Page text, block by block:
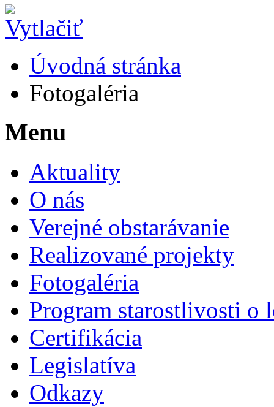
Úvodná stránka
Fotogaléria
Menu
Aktuality
O nás
Verejné obstarávanie
Realizované projekty
Fotogaléria
Program starostlivosti o
Certifikácia
Legislatíva
Odkazy